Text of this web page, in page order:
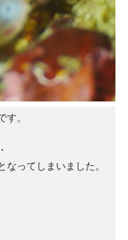
。
ってしまいました。